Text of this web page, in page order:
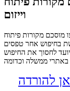
וייזום
מוסכם מקורות פיתוח
בחיפוש אחר טפסים
לחסוך את החיפוש
באתרי ממשלה וכדומה
להורדה